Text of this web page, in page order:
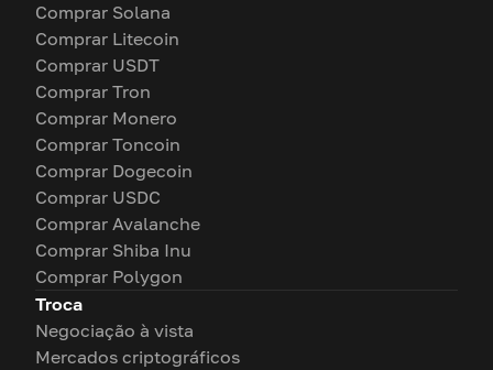
Comprar Solana
Comprar Litecoin
Comprar USDT
Comprar Tron
Comprar Monero
Comprar Toncoin
Comprar Dogecoin
Comprar USDC
Comprar Avalanche
Comprar Shiba Inu
Comprar Polygon
Troca
Negociação à vista
Mercados criptográficos